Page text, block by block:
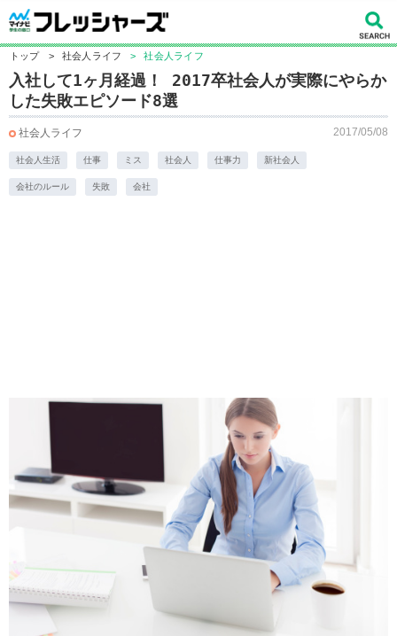
トップ > 社会人ライフ > 社会人ライフ
入社して1ヶ月経過！ 2017卒社会人が実際にやらか
した失敗エピソード8選
社会人ライフ 2017/05/08
社会人生活 仕事 ミス 社会人 仕事力 新社会人
会社のルール 失敗 会社